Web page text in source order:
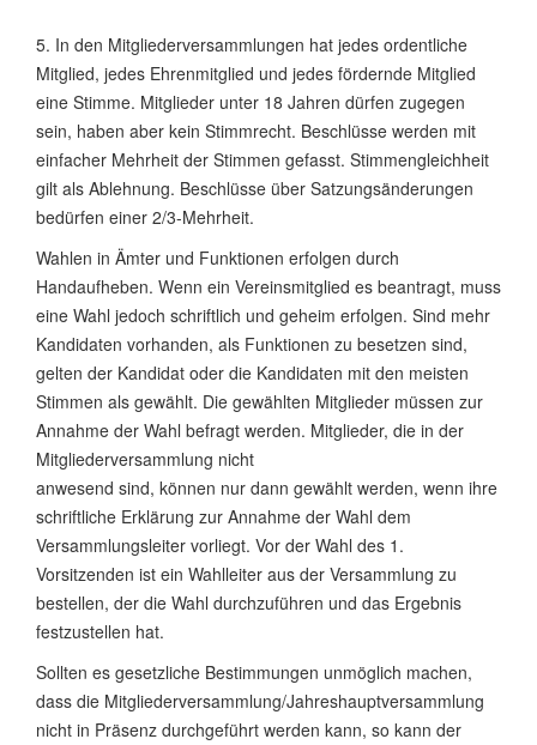
5. In den Mitgliederversammlungen hat jedes ordentliche
Mitglied, jedes Ehrenmitglied und jedes fördernde Mitglied
eine Stimme. Mitglieder unter 18 Jahren dürfen zugegen
sein, haben aber kein Stimmrecht. Beschlüsse werden mit
einfacher Mehrheit der Stimmen gefasst. Stimmengleichheit
gilt als Ablehnung. Beschlüsse über Satzungsänderungen
bedürfen einer 2/3-Mehrheit.
Wahlen in Ämter und Funktionen erfolgen durch
Handaufheben. Wenn ein Vereinsmitglied es beantragt, muss
eine Wahl jedoch schriftlich und geheim erfolgen. Sind mehr
Kandidaten vorhanden, als Funktionen zu besetzen sind,
gelten der Kandidat oder die Kandidaten mit den meisten
Stimmen als gewählt. Die gewählten Mitglieder müssen zur
Annahme der Wahl befragt werden. Mitglieder, die in der
Mitgliederversammlung nicht
anwesend sind, können nur dann gewählt werden, wenn ihre
schriftliche Erklärung zur Annahme der Wahl dem
Versammlungsleiter vorliegt. Vor der Wahl des 1.
Vorsitzenden ist ein Wahlleiter aus der Versammlung zu
bestellen, der die Wahl durchzuführen und das Ergebnis
festzustellen hat.
Sollten es gesetzliche Bestimmungen unmöglich machen,
dass die Mitgliederversammlung/Jahreshauptversammlung
nicht in Präsenz durchgeführt werden kann, so kann der